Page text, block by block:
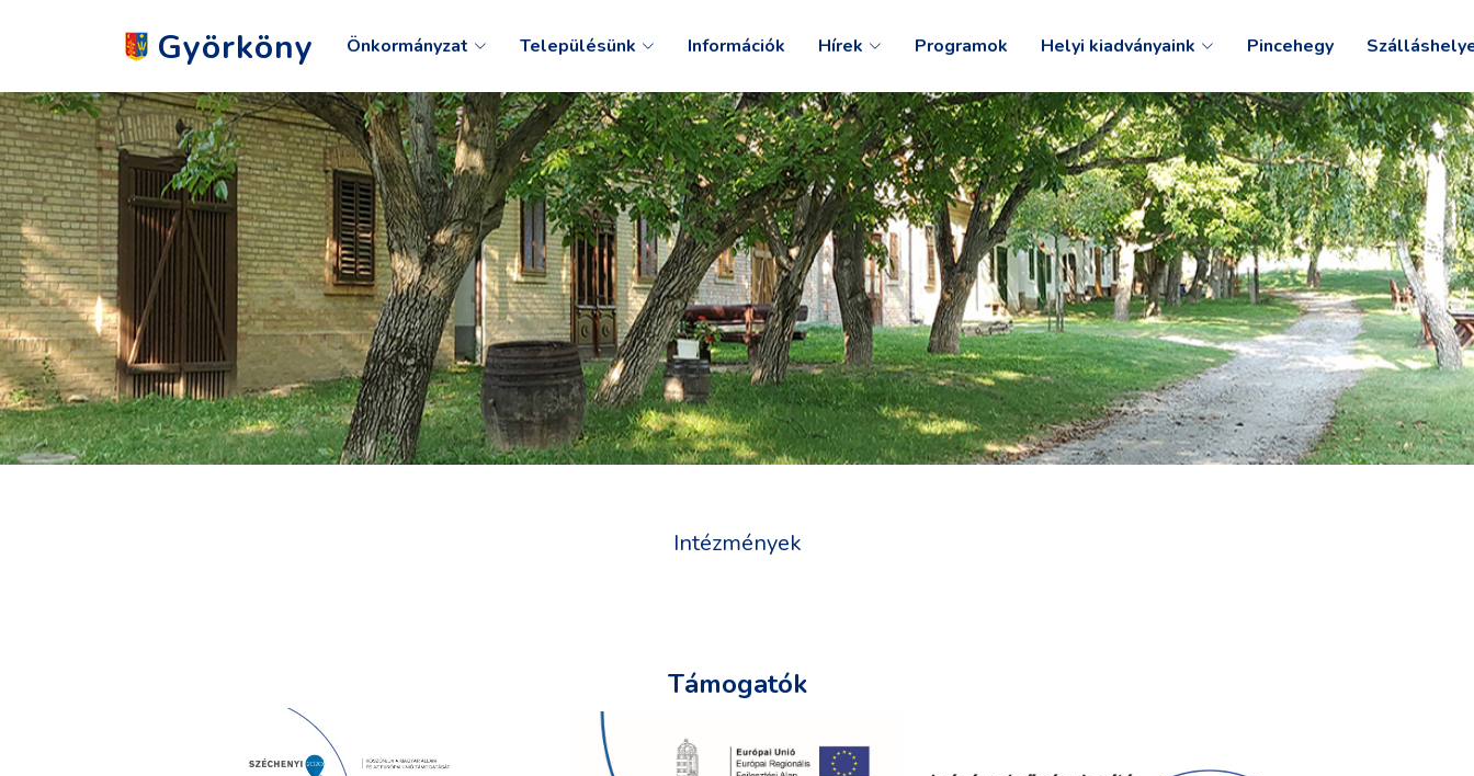
Györköny Önkormányzat Településünk Információk Hírek Programok Helyi kiadványaink Pincehegy
Intézmények
Támogatók